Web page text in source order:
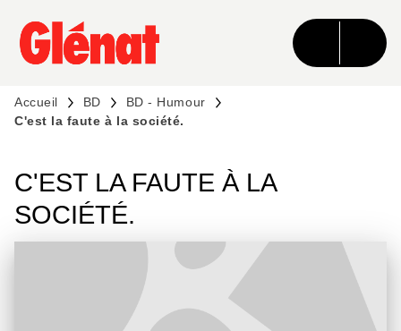
MENU RECHERCHE CONTENU
PIED DE PAGE
Accueil BD
BD - Humour
C'est la faute à la société.
C'EST LA FAUTE À LA
SOCIÉTÉ.